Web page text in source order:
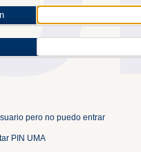
pero no puedo entrar
PIN UMA